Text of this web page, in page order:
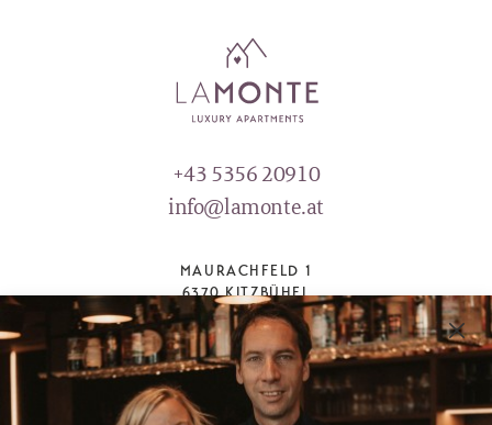
+43 5356 20910
info@lamonte.at
MAURACHFELD 1
6370 KITZBÜHEL
ÖSTERREICH